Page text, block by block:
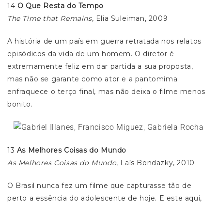
14 O Que Resta do Tempo
The Time that Remains, Elia Suleiman, 2009
A história de um país em guerra retratada nos relatos
episódicos da vida de um homem. O diretor é
extremamente feliz em dar partida a sua proposta,
mas não se garante como ator e a pantomima
enfraquece o terço final, mas não deixa o filme menos
bonito.
13 As Melhores Coisas do Mundo
As Melhores Coisas do Mundo, Laís Bondazky, 2010
O Brasil nunca fez um filme que capturasse tão de
perto a essência do adolescente de hoje. E este aqui,